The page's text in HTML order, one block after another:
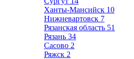
Ханты-Мансийск 10
Нижневартовск 7
Рязанская область 51
Рязань 34
Сасово 2
Ряжск 2